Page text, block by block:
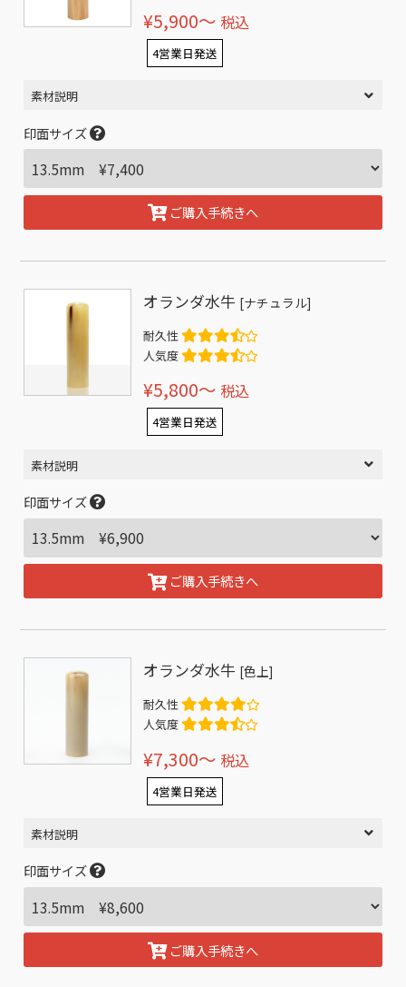
¥5,900〜 税込
4営業日発送
素材説明
印面サイズ
ご購入手続きへ
オランダ水牛 [ナチュラル]
耐久性
人気度
¥5,800〜 税込
4営業日発送
素材説明
印面サイズ
ご購入手続きへ
オランダ水牛 [色上]
耐久性
人気度
¥7,300〜 税込
4営業日発送
素材説明
印面サイズ
ご購入手続きへ